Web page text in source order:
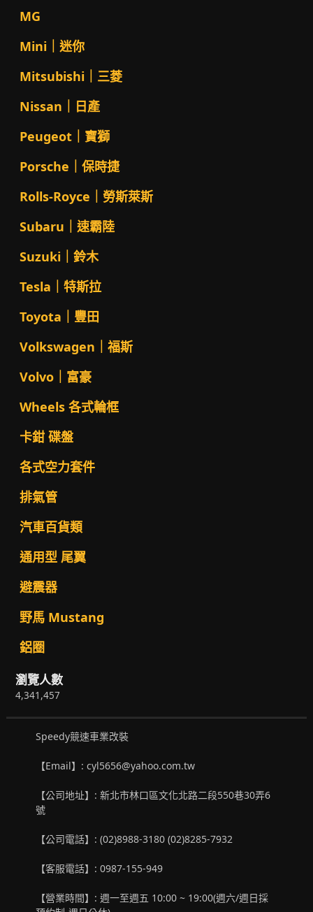
MG
Mini｜迷你
Mitsubishi｜三菱
Nissan｜日產
Peugeot｜寶獅
Porsche｜保時捷
Rolls-Royce｜勞斯萊斯
Subaru｜速霸陸
Suzuki｜鈴木
Tesla｜特斯拉
Toyota｜豐田
Volkswagen｜福斯
Volvo｜富豪
Wheels 各式輪框
卡鉗 碟盤
各式空力套件
排氣管
汽車百貨類
通用型 尾翼
避震器
野馬 Mustang
鋁圈
瀏覽人數
4,341,457
Speedy競速車業改裝
【Email】: cyl5656@yahoo.com.tw
【公司地址】: 新北市林口區文化北路二段550巷30弄6
號
【公司電話】: (02)8988-3180 (02)8285-7932
【客服電話】: 0987-155-949
【營業時間】: 週一至週五 10:00 ~ 19:00(週六/週日採